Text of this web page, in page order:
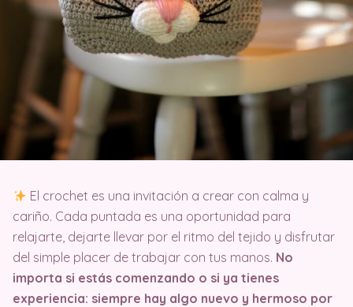
El crochet es una invitación a crear con calma y
cariño. Cada puntada es una oportunidad para
relajarte, dejarte llevar por el ritmo del tejido y disfrutar
del simple placer de trabajar con tus manos. No
importa si estás comenzando o si ya tienes
experiencia: siempre hay algo nuevo y hermoso por